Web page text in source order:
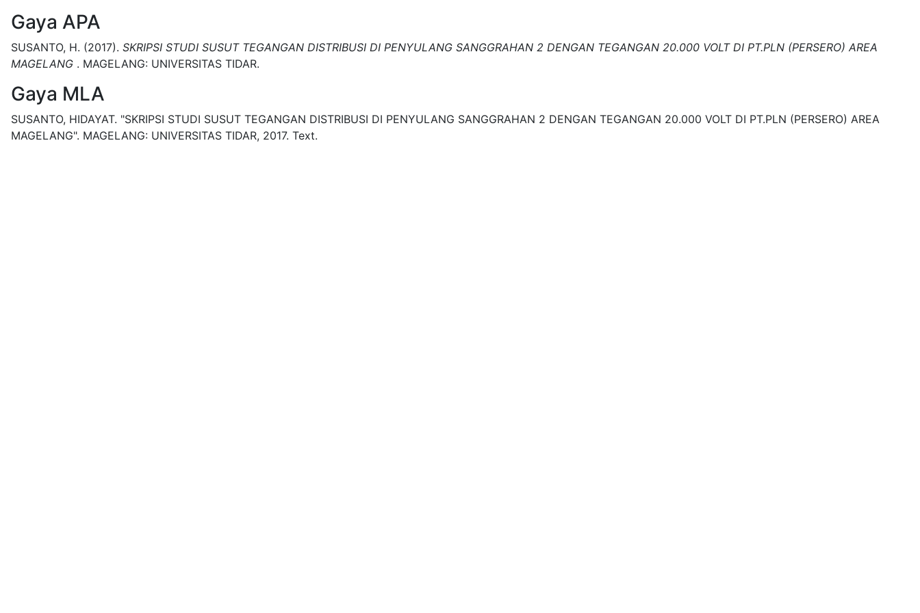
Gaya APA
SUSANTO, H. (2017). SKRIPSI STUDI SUSUT TEGANGAN DISTRIBUSI DI PENYULANG SANGGRAHAN 2 DENGAN TEGANGAN 20.000 VOLT DI PT.PLN (PERSERO) AREA
MAGELANG . MAGELANG: UNIVERSITAS TIDAR.
Gaya MLA
SUSANTO, HIDAYAT. "SKRIPSI STUDI SUSUT TEGANGAN DISTRIBUSI DI PENYULANG SANGGRAHAN 2 DENGAN TEGANGAN 20.000 VOLT DI PT.PLN (PERSERO) AREA
MAGELANG". MAGELANG: UNIVERSITAS TIDAR, 2017. Text.